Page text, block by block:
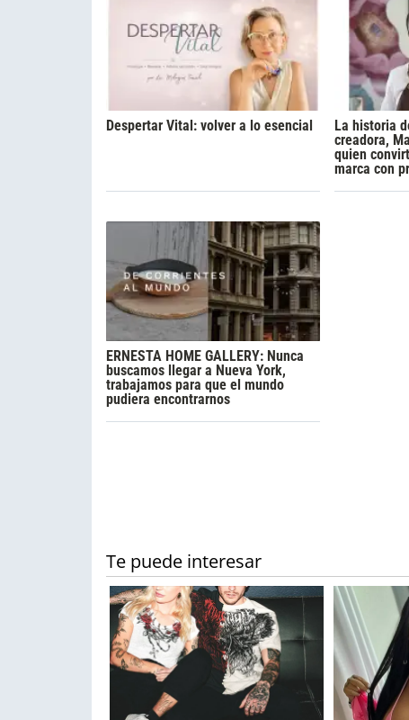
Despertar Vital: volver a lo esencial
La historia
creadora,
quien
marca con
ERNESTA HOME GALLERY: Nunca
buscamos llegar a Nueva York,
trabajamos para que el mundo
pudiera encontrarnos